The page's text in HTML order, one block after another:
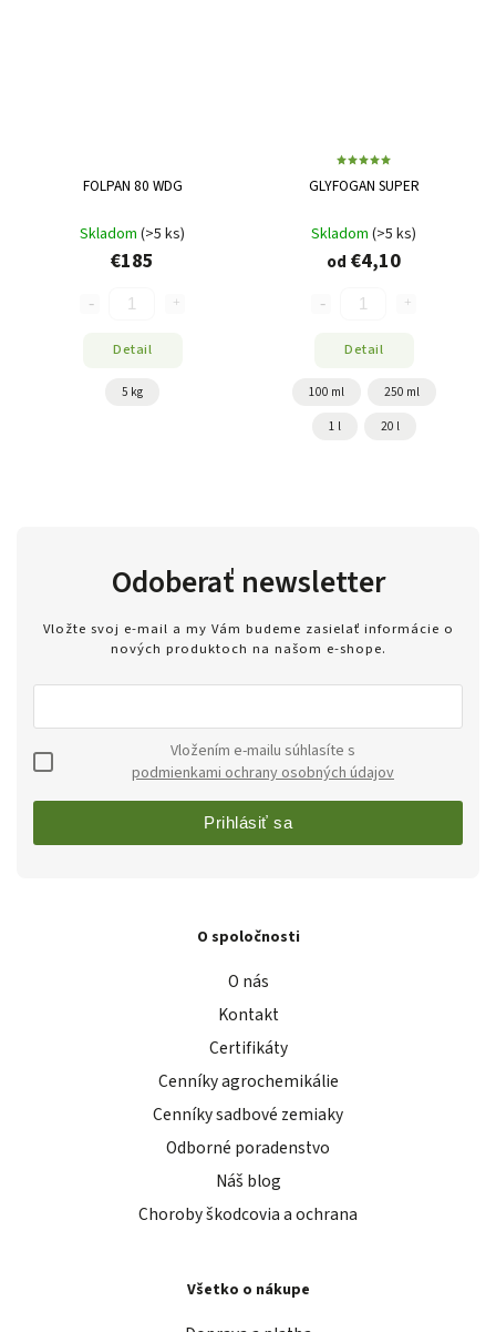
FOLPAN 80 WDG
Skladom (>5 ks)
€185
Detail
5 kg
GLYFOGAN SUPER
Skladom (>5 ks)
od €4,10
Detail
100 ml 250 ml
1 l 20 l
Odoberať newsletter
Vložte svoj e-mail a my Vám budeme zasielať informácie o
nových produktoch na našom e-shope.
podmienkami ochrany osobných údajov
Prihlásiť sa
O spoločnosti
O nás
Kontakt
Certifikáty
Cenníky agrochemikálie
Cenníky sadbové zemiaky
Odborné poradenstvo
Náš blog
Choroby škodcovia a ochrana
Všetko o nákupe